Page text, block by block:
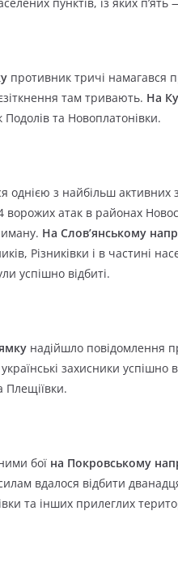
противник тричі намагався
там тривають. На
Подолів та Новоплатонівки.
однією з найбільш активних
ворожих атак в районах
На Слов’янському
Різниківки і в частині
успішно відбиті.
надійшло повідомлення
захисники успішно
Плещіївки.
бої на Покровському
вдалося відбити
та інших прилеглих